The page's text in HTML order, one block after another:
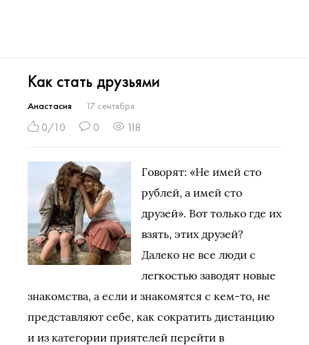
Как стать друзьями
Анастасия 17 сентября
0/10 0 118
Говорят: «Не имей сто
рублей, а имей сто
друзей». Вот только где их
взять, этих друзей?
Далеко не все люди с
легкостью заводят новые
знакомства, а если и знакомятся с кем-то, не
представляют себе, как сократить дистанцию
и из категории приятелей перейти в